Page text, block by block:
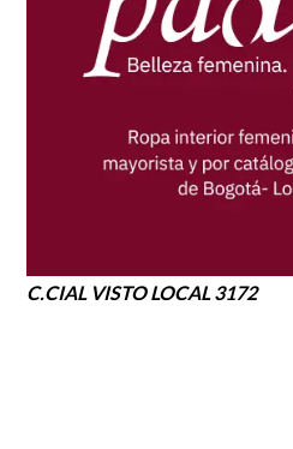
C.CIAL VISTO LOCAL 3172